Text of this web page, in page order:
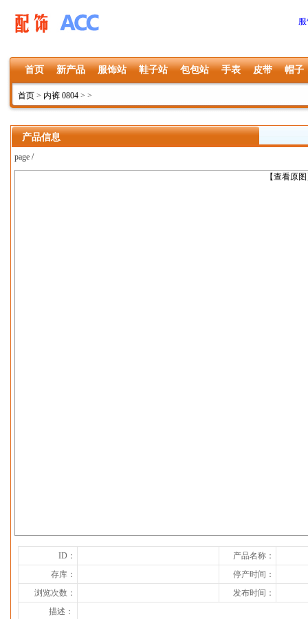
首页 新产品 服饰站 鞋子站 包包站 手表 皮带 帽子
首页 > 内裤 0804 > >
产品信息
page /
【查看原
上一张
ID：
产品名称：
存库：
停产时间：
浏览次数：
发布时间：
描述：